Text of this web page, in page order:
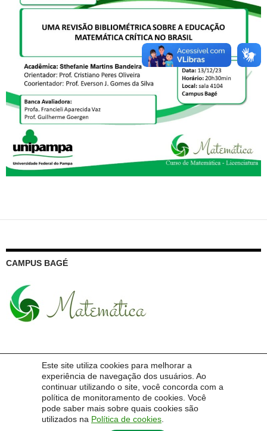
Este site utiliza cookies para melhorar a
experiência de navegação dos usuários. Ao
continuar utilizando o site, você concorda com a
política de monitoramento de cookies. Você
pode saber mais sobre quais cookies são
utilizados na Política de cookies
CAMPUS BAGÉ
PESQUISA NO SITE DO CURSO
Pesquisar